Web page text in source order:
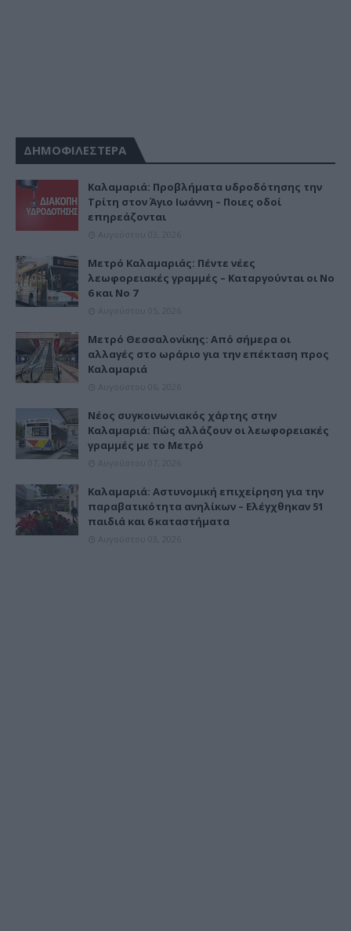
ΔΗΜΟΦΙΛΕΣΤΕΡΑ
Καλαμαριά: Προβλήματα υδροδότησης την
Τρίτη στον Άγιο Ιωάννη – Ποιες οδοί
επηρεάζονται
Μετρό Καλαμαριάς: Πέντε νέες
λεωφορειακές γραμμές – Καταργούνται οι Νο
6 και Νο 7
Μετρό Θεσσαλονίκης: Από σήμερα οι
αλλαγές στο ωράριο για την επέκταση προς
Καλαμαριά
Νέος συγκοινωνιακός χάρτης στην
Καλαμαριά: Πώς αλλάζουν οι λεωφορειακές
γραμμές με το Μετρό
Καλαμαριά: Αστυνομική επιχείρηση για την
παραβατικότητα ανηλίκων – Ελέγχθηκαν 51
παιδιά και 6 καταστήματα